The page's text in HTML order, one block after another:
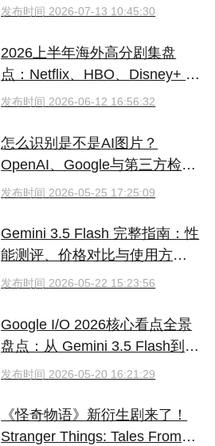
值得升级吗
发布时间 2026-07-13 10:45:30
2026上半年海外高分剧集盘
点：Netflix、HBO、Disney+ 哪
些爆款必追？（附国内超划算
发布时间 2026-06-12 16:56:32
怎么识别是不是AI图片？
OpenAI、Google与第三方检测
工具对比
发布时间 2026-05-25 17:25:09
Gemini 3.5 Flash 完整指南：性
能测评、价格对比与使用方法
（2026）
发布时间 2026-05-22 15:23:56
Google I/O 2026核心看点全景
盘点：从 Gemini 3.5 Flash到全
新AI智能体生态
发布时间 2026-05-20 16:21:29
《怪奇物语》新衍生剧来了！
Stranger Things: Tales From